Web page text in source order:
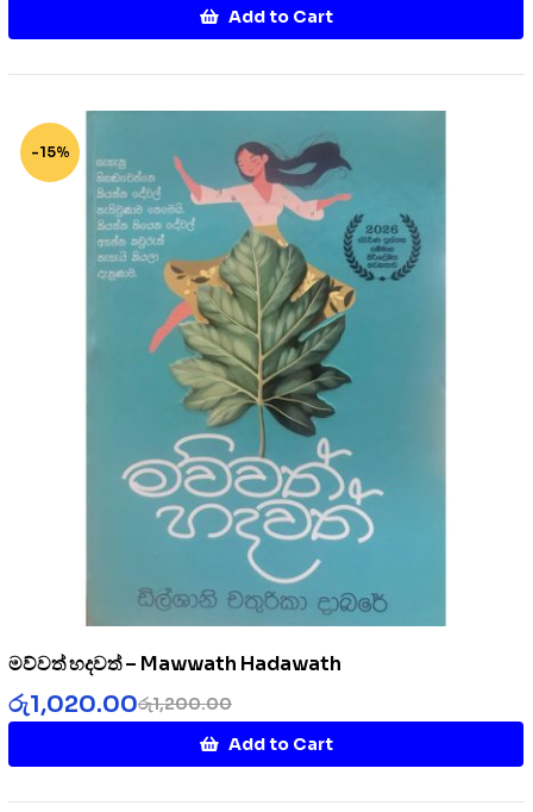
Add to Cart
-15%
මව්වත් හදවත් – Mawwath Hadawath
රු1,200.00
රු1,020.00
Add to Cart